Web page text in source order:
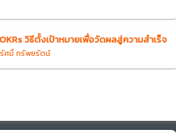
วิธีตั้งเป้าหมายเพื่อวัดผลสู่ความสำเร็จ
ศมิ์ ทรัพยรัตน์